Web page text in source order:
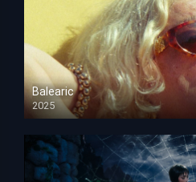
Balearic
2025
HD 1080p